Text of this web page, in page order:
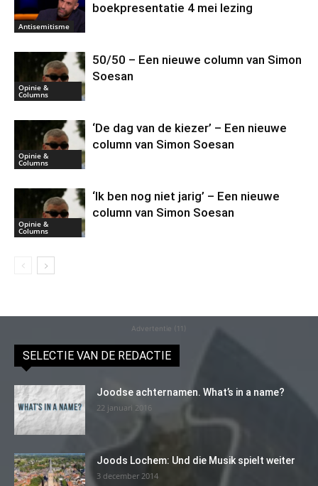
Antisemitisme
boekpresentatie 4 mei lezing
Opinie &
Columns
50/50 – Een nieuwe column van Simon
Soesan
Opinie &
Columns
‘De dag van de kiezer’ – Een nieuwe
column van Simon Soesan
Opinie &
Columns
‘Ik ben nog niet jarig’ – Een nieuwe
column van Simon Soesan
Advertentie (11)
SELECTIE VAN DE REDACTIE
Joodse achternamen. What’s in a name?
22 januari 2016
Joods Lochem: Und die Musik spielt weiter
3 december 2014